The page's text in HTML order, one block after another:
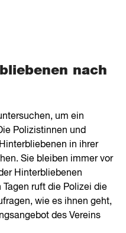
nach
um ein
Polizistinnen und
in ihrer
Sie bleiben immer vor
Hinterbliebenen
ruft die Polizei die
wie es ihnen geht,
des Vereins